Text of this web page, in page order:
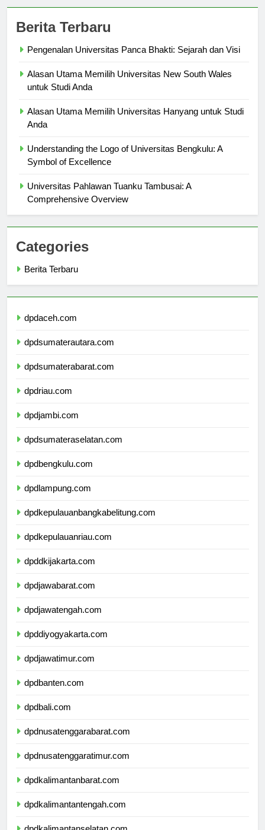
Alasan Utama Memilih Universitas New South Wales
Alasan Utama Memilih Universitas Hanyang untuk Studi
Understanding the Logo of Universitas Bengkulu: A
Universitas Pahlawan Tuanku Tambusai: A
Categories